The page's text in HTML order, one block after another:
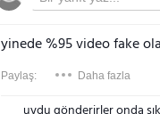
yinede %95 video fake
Paylaş: Daha fazla